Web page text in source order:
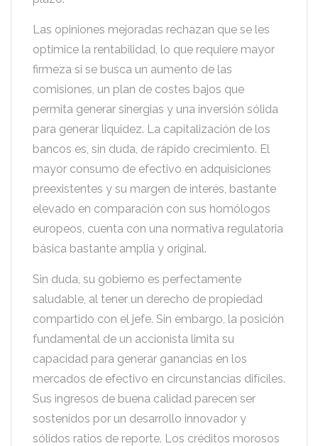
Las opiniones mejoradas rechazan que se les
optimice la rentabilidad, lo que requiere mayor
firmeza si se busca un aumento de las
comisiones, un plan de costes bajos que
permita generar sinergias y una inversión sólida
para generar liquidez. La capitalización de los
bancos es, sin duda, de rápido crecimiento. El
mayor consumo de efectivo en adquisiciones
preexistentes y su margen de interés, bastante
elevado en comparación con sus homólogos
europeos, cuenta con una normativa regulatoria
básica bastante amplia y original.
Sin duda, su gobierno es perfectamente
saludable, al tener un derecho de propiedad
compartido con el jefe. Sin embargo, la posición
fundamental de un accionista limita su
capacidad para generar ganancias en los
mercados de efectivo en circunstancias difíciles.
Sus ingresos de buena calidad parecen ser
sostenidos por un desarrollo innovador y
sólidos ratios de reporte. Los créditos morosos